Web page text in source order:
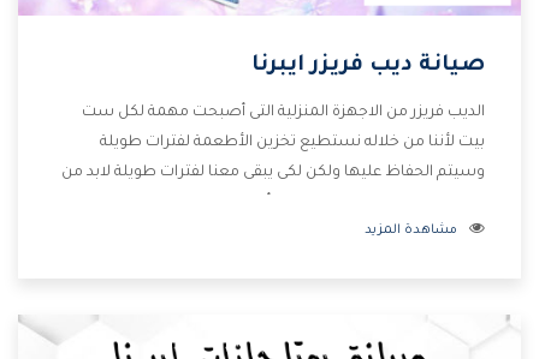
صيانة ديب فريزر ايبرنا
الديب فريزر من الاجهزة المنزلية التى أصبحت مهمة لكل ست
بيت لأننا من خلاله نستطيع تخزين الأطعمة لفترات طويلة
وسيتم الحفاظ عليها ولكن لكى يبقى معنا لفترات طويلة لابد من
بدقة وكفاءة عالية ليكون اكثر تميز وتمتعنا الشركة بتوفير أفضل
مشاهدة المزيد